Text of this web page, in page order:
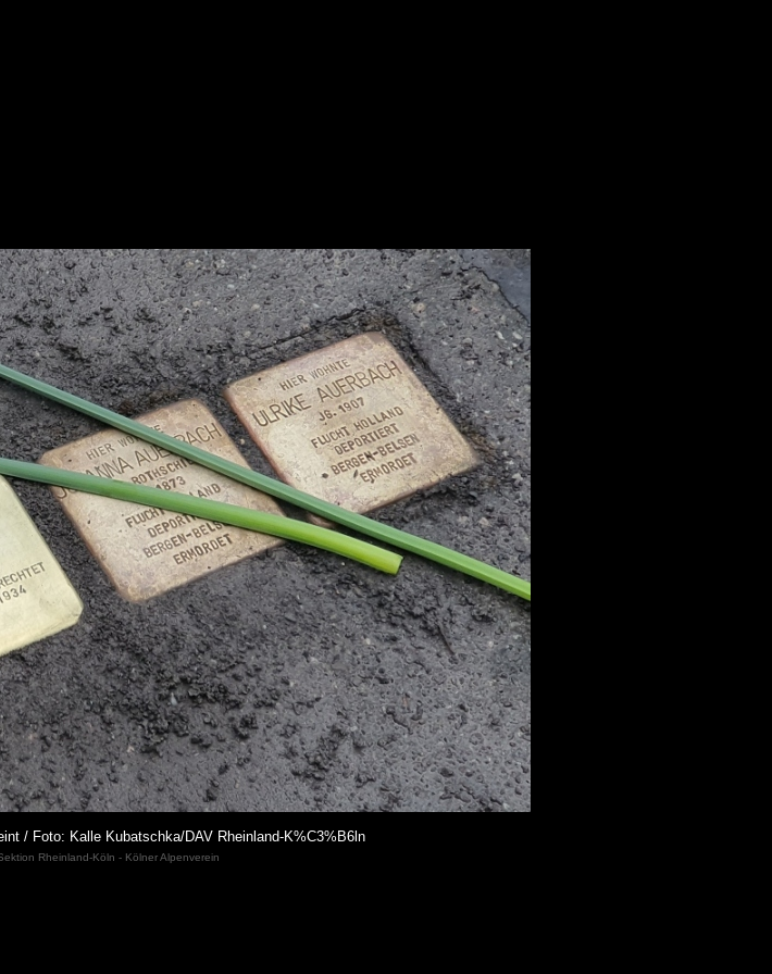
/ Foto: Kalle Kubatschka/DAV Rheinland-K%C3%B6ln
Rheinland-Köln - Kölner Alpenverein